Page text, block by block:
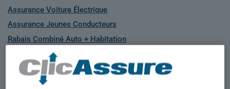
Assurance Voiture Électrique
Assurance Jeunes Conducteurs
Rabais Combiné Auto + Habitation
Assurance Véhicules commerciaux
Assurance Taxi
Assurance Auto Sous-standard